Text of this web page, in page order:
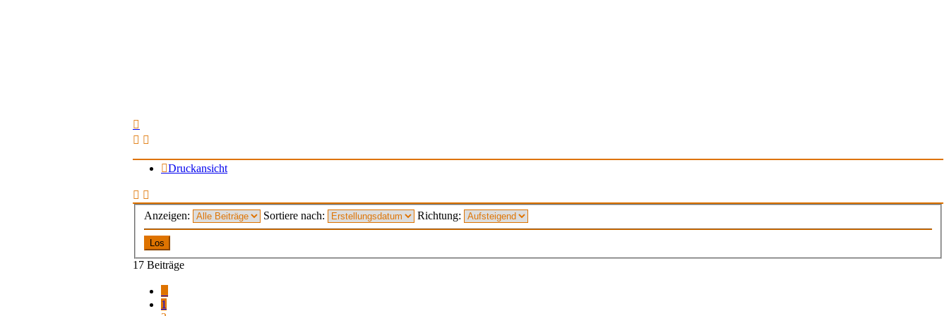
Druckansicht
Anzeigen: Sortiere nach: Richtung:
17 Beiträge
Vorherige
1